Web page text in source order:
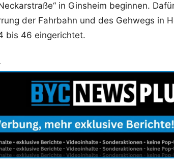
in Ginsheim beginnen.
der Fahrbahn und des Gehwegs in
bis 46 eingerichtet.